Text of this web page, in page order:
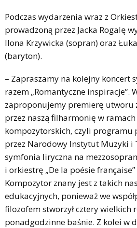
Podczas wydarzenia wraz z
prowadzoną przez Jacka Rogalę
Ilona Krzywicka (sopran) oraz
(baryton).
– Zapraszamy na kolejny koncert
razem „Romantyczne inspiracje”.
zaproponujemy premierę utworu
przez naszą filharmonię w
kompozytorskich, czyli programu
przez Narodowy Instytut Muzyki i
symfonia liryczna na
i orkiestrę „De la poésie
Kompozytor znany jest z takich
edukacyjnych, ponieważ we
filozofem stworzył cztery wielkich
ponadgodzinne baśnie. Z kolei w